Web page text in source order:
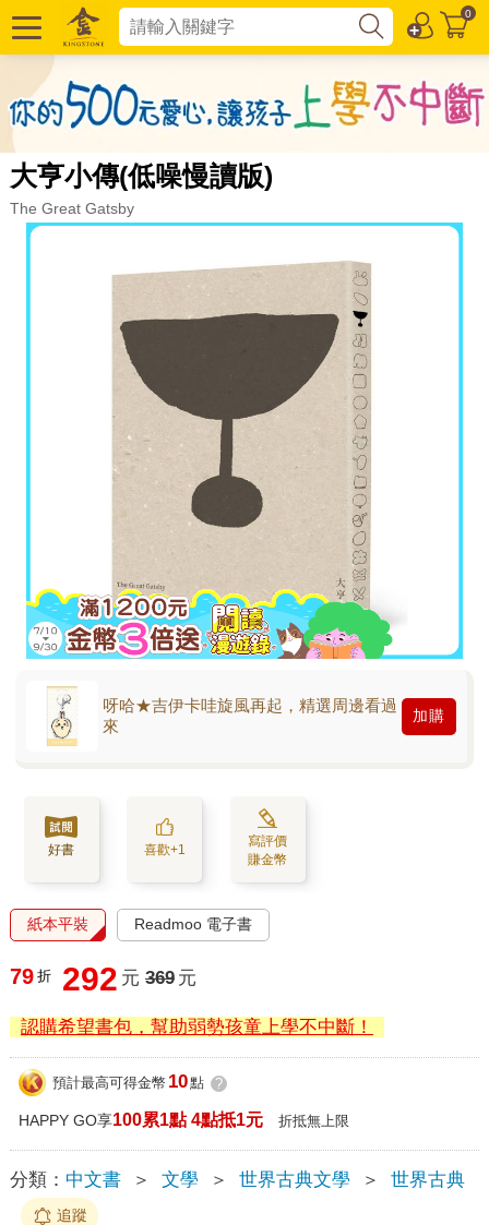
0
大亨小傳(低噪慢讀版)
The Great Gatsby
呀哈★吉伊卡哇旋風再起，精選周邊看過
來
加購
好書 喜歡+1
寫評價
賺金幣
紙本平裝 Readmoo 電子書
79 折 292 元 369 元
認購希望書包，幫助弱勢孩童上學不中斷！
預計最高可得金幣 10點 ?
HAPPY GO享100累1點 4點抵1元 折抵無上限
分類： 中文書 ＞ 文學 ＞ 世界古典文學 ＞ 世界古典
追蹤